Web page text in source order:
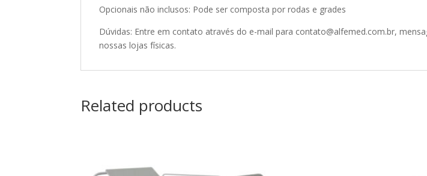
Opcionais não inclusos: Pode ser composta por rodas e grades
Dúvidas: Entre em contato através do e-mail para contato@alfemed.com.br,
nossas lojas físicas.
Related products